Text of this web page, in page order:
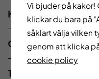
Kostnader
Om skolan
Tänk på att
Vi bjuder på kakor!
klickar du bara på
såklart välja vilken
genom att klicka
cookie policy